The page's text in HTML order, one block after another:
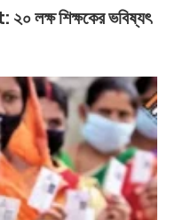
শিক্ষকের ভবিষ্যৎ